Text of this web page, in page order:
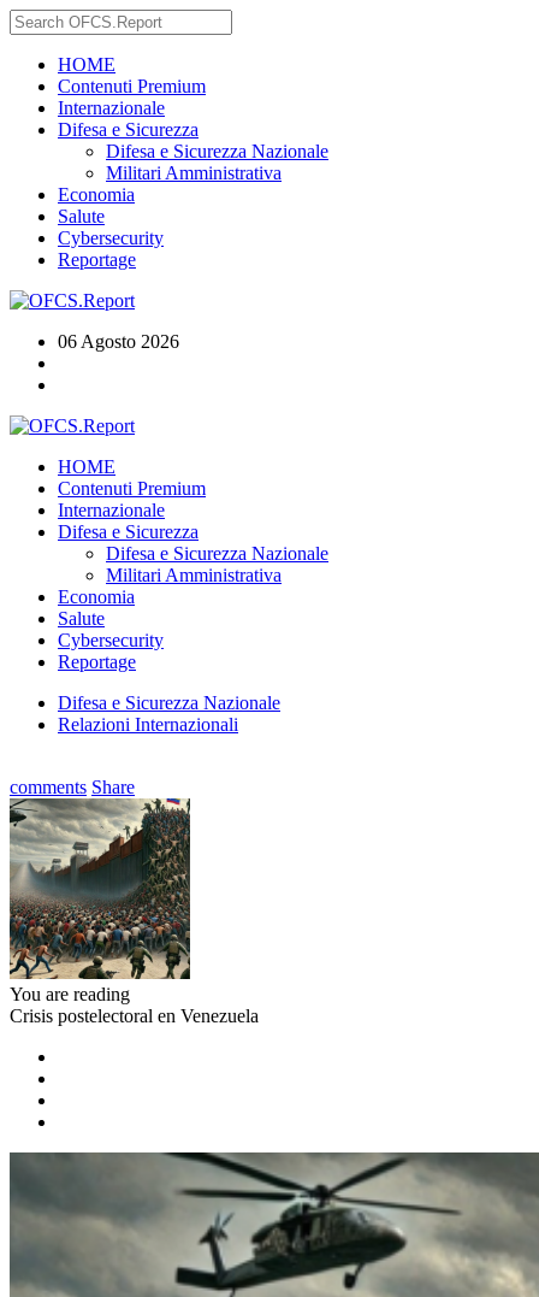
HOME
Contenuti Premium
Internazionale
Difesa e Sicurezza
Difesa e Sicurezza Nazionale
Militari Amministrativa
Economia
Salute
Cybersecurity
Reportage
06 Agosto 2026
HOME
Contenuti Premium
Internazionale
Difesa e Sicurezza
Difesa e Sicurezza Nazionale
Militari Amministrativa
Economia
Salute
Cybersecurity
Reportage
Difesa e Sicurezza Nazionale
Relazioni Internazionali
comments Share
You are reading
Crisis postelectoral en Venezuela